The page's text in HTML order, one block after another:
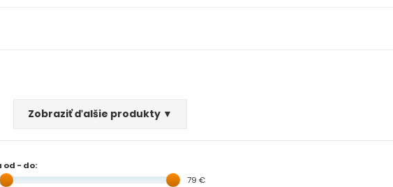
Zobraziť ďalšie produkty ▼
od - do:
79 €